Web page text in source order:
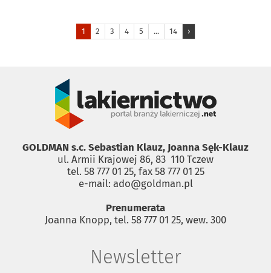
1 2 3 4 5 ... 14 ›
GOLDMAN s.c. Sebastian Klauz, Joanna Sęk-Klauz
ul. Armii Krajowej 86, 83 ­ 110 Tczew
tel. 58 777 01 25, fax 58 777 01 25
e-mail: ado@goldman.pl
Prenumerata
Joanna Knopp, tel. 58 777 01 25, wew. 300
Newsletter